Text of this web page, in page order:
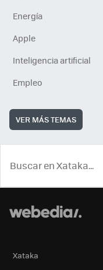
Energía
Apple
Inteligencia artificial
Empleo
VER MÁS TEMAS
Xataka